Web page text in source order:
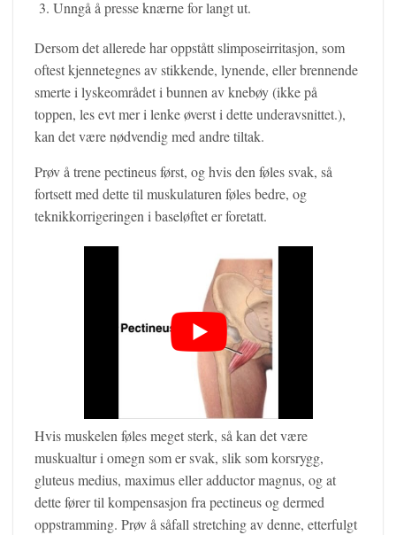
Unngå å presse knærne for langt ut.
Dersom det allerede har oppstått slimposeirritasjon, som
oftest kjennetegnes av stikkende, lynende, eller brennende
smerte i lyskeområdet i bunnen av knebøy (ikke på
toppen, les evt mer i lenke øverst i dette underavsnittet.),
kan det være nødvendig med andre tiltak.
Prøv å trene pectineus først, og hvis den føles svak, så
fortsett med dette til muskulaturen føles bedre, og
teknikkorrigeringen i baseløftet er foretatt.
Hvis muskelen føles meget sterk, så kan det være
muskualtur i omegn som er svak, slik som korsrygg,
gluteus medius, maximus eller adductor magnus, og at
dette fører til kompensasjon fra pectineus og dermed
oppstramming. Prøv å såfall stretching av denne, etterfulgt